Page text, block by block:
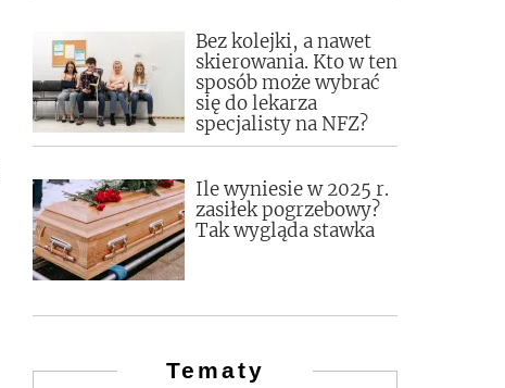
Bez kolejki, a nawet
skierowania. Kto w ten
sposób może wybrać
się do lekarza
specjalisty na NFZ?
Ile wyniesie w 2025 r.
zasiłek pogrzebowy?
Tak wygląda stawka
Tematy